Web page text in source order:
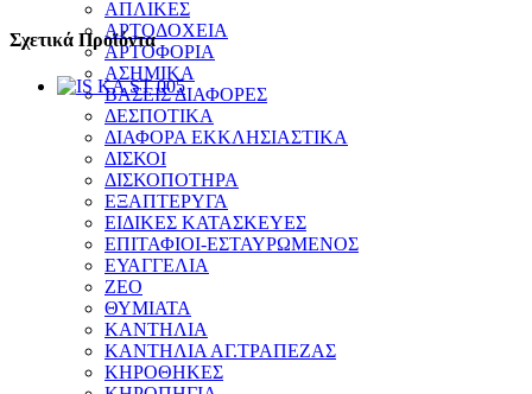
ΑΠΛΙΚΕΣ
ΑΡΤΟΔΟΧΕΙΑ
ΑΡΤΟΦΟΡΙΑ
ΑΣΗΜΙΚΑ
ΒΑΣΕΙΣ ΔΙΑΦΟΡΕΣ
ΔΕΣΠΟΤΙΚΑ
ΔΙΑΦΟΡΑ ΕΚΚΛΗΣΙΑΣΤΙΚΑ
ΔΙΣΚΟΙ
ΔΙΣΚΟΠΟΤΗΡΑ
ΕΞΑΠΤΕΡΥΓΑ
ΕΙΔΙΚΕΣ ΚΑΤΑΣΚΕΥΕΣ
ΕΠΙΤΑΦΙΟΙ-ΕΣΤΑΥΡΩΜΕΝΟΣ
ΕΥΑΓΓΕΛΙΑ
ΖΕΟ
ΘΥΜΙΑΤΑ
ΚΑΝΤΗΛΙΑ
ΚΑΝΤΗΛΙΑ ΑΓ.ΤΡΑΠΕΖΑΣ
ΚΗΡΟΘΗΚΕΣ
Σχετικά Προϊόντα